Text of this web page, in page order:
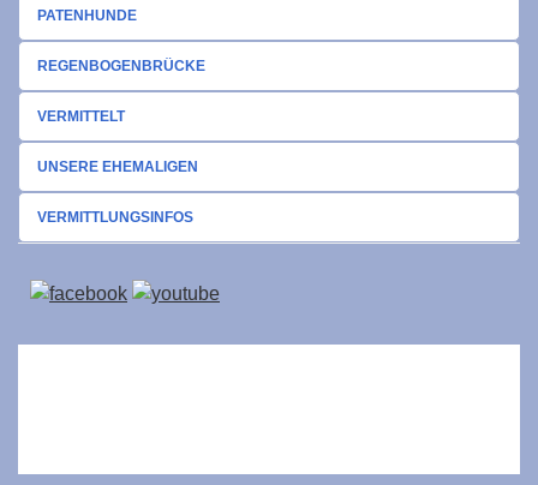
PATENHUNDE
REGENBOGENBRÜCKE
VERMITTELT
UNSERE EHEMALIGEN
VERMITTLUNGSINFOS